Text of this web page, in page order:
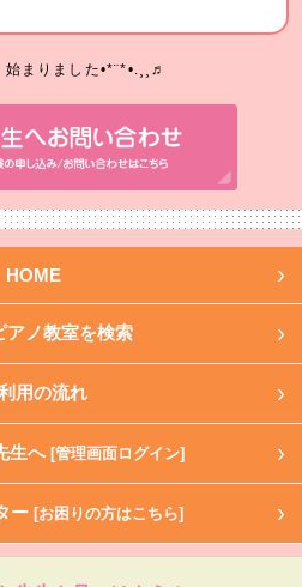
まりました•*¨*•.¸¸♬︎
HOME
アノ教室を検索
用の流れ
生へ [管理画面ログイン]
ー [お困りの方はこちら]